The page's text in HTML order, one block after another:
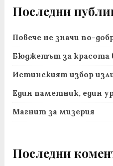
Последни
Повече не значи по-
Бюджетът за красота
Истинският избор
Един паметник, един
Магнит за мизерия
Последни